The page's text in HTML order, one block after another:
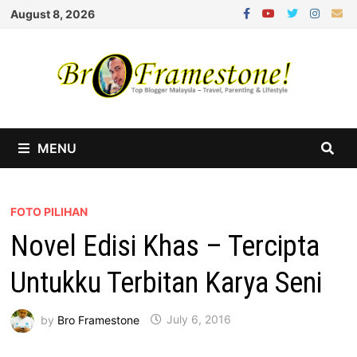
Skip
August 8, 2026
MENU
FOTO PILIHAN
Novel Edisi Khas – Tercipta
Untukku Terbitan Karya Seni
by Bro Framestone July 6, 2016